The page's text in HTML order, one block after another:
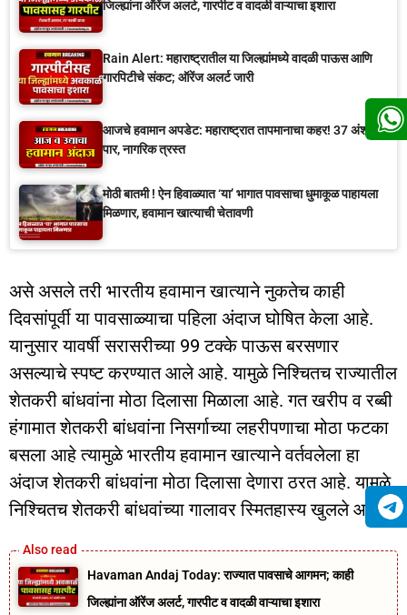
जिल्ह्यांना ऑरेंज अलर्ट, गारपीट व वादळी वाऱ्याचा इशारा
Rain Alert: महाराष्ट्रातील या जिल्ह्यांमध्ये वादळी पाऊस आणि
गारपिटीचे संकट; ऑरेंज अलर्ट जारी
आजचे हवामान अपडेट: महाराष्ट्रात तापमानाचा कहर! 37 अंशांच्या
पार, नागरिक त्रस्त
मोठी बातमी ! ऐन हिवाळ्यात ‘या’ भागात पावसाचा धुमाकूळ पाहायला
मिळणार, हवामान खात्याची चेतावणी
असे असले तरी भारतीय हवामान खात्याने नुकतेच काही
दिवसांपूर्वी या पावसाळ्याचा पहिला अंदाज घोषित केला आहे.
यानुसार यावर्षी सरासरीच्या 99 टक्के पाऊस बरसणार
असल्याचे स्पष्ट करण्यात आले आहे. यामुळे निश्चितच राज्यातील
शेतकरी बांधवांना मोठा दिलासा मिळाला आहे. गत खरीप व रब्बी
हंगामात शेतकरी बांधवांना निसर्गाच्या लहरीपणाचा मोठा फटका
बसला आहे त्यामुळे भारतीय हवामान खात्याने वर्तवलेला हा
अंदाज शेतकरी बांधवांना मोठा दिलासा देणारा ठरत आहे. यामुळे
निश्चितच शेतकरी बांधवांच्या गालावर स्मितहास्य खुलले आहे.
Havaman Andaj Today: राज्यात पावसाचे आगमन; काही
जिल्ह्यांना ऑरेंज अलर्ट, गारपीट व वादळी वाऱ्याचा इशारा